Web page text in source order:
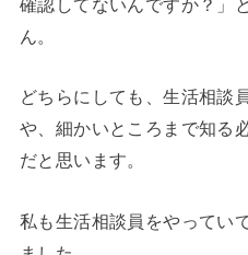
確認してないんですか？」
ん。
どちらにしても、生活相談
や、細かいところまで知る
だと思います。
私も生活相談員をやってい